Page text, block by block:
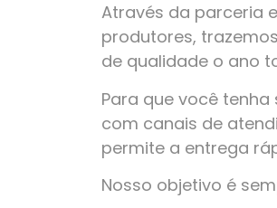
Através da parceria
produtores,
de qualidade o ano
Para que você
com canais de
permite a entrega
Nosso objetivo é